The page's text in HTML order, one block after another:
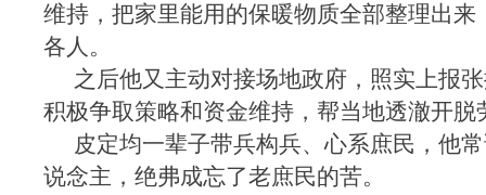
维持，把家里能用的保暖物质全部整理出来
各人。
之后他又主动对接场地政府，照实上报
积极争取策略和资金维持，帮当地透澈开脱
皮定均一辈子带兵构兵、心系庶民，他
说念主，绝弗成忘了老庶民的苦。